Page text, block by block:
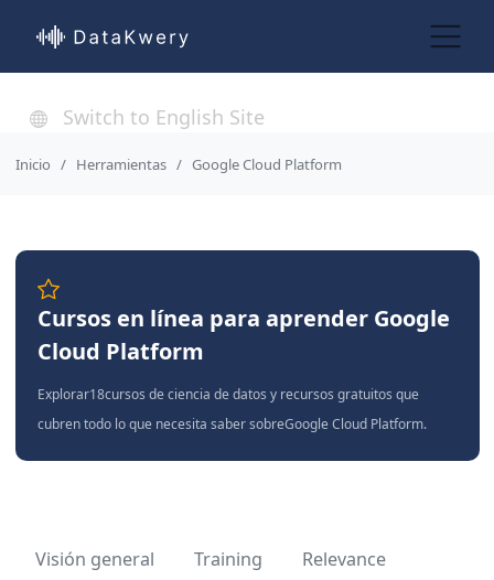
Switch to English Site
Inicio Herramientas Google Cloud Platform
Cursos en línea para aprender Google
Cloud Platform
Explorar18cursos de ciencia de datos y recursos gratuitos que
cubren todo lo que necesita saber sobreGoogle Cloud Platform.
Visión general Training Relevance